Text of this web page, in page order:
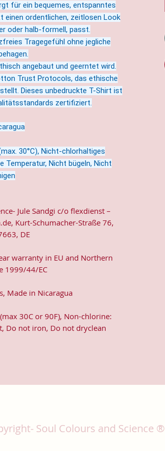
für ein bequemes, entspanntes
einen ordentlichen, zeitlosen Look
oder halb-formell, passt.
Tragegefühl ohne jegliche
angebaut und geerntet wird.
Trust Protocols, das ethische
Dieses unbedruckte T-Shirt ist
zertifiziert.
30°C), Nicht-chlorhaltiges
Temperatur, Nicht bügeln, Nicht
Jule Sandgi c/o flexdienst –
Kurt-Schumacher-Straße 76,
DE
warranty in EU and Northern
1999/44/EC
Made in Nicaragua
30C or 90F), Non-chlorine:
Do not iron, Do not dryclean
Soul Colours and Science ®